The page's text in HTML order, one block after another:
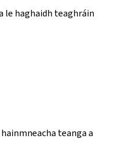
le haghaidh teaghráin
teanga a